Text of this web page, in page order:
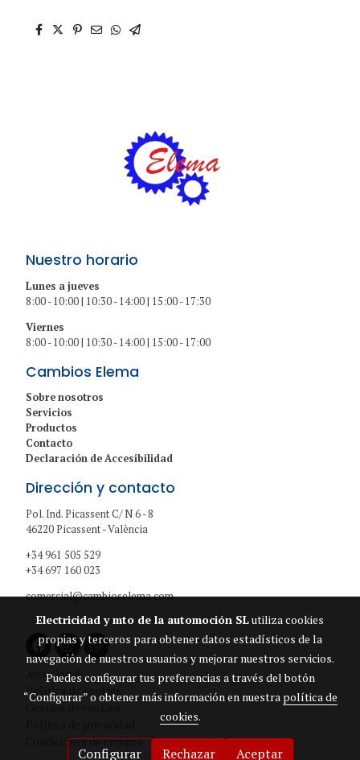
Nuestro horario
Lunes a jueves
8:00 - 10:00 | 10:30 - 14:00 | 15:00 - 17:30
Viernes
8:00 - 10:00 | 10:30 - 14:00 | 15:00 - 17:00
Cambios Elema
Sobre nosotros
Servicios
Productos
Contacto
Declaración de Accesibilidad
Dirección y contacto
Pol. Ind. Picassent C/ N 6 - 8
46220 Picassent - València
+34 961 505 529
+34 697 160 023
comercial@cambioselema.com
Aviso legal
Política de cookies
Gestión de cookies
Condiciones de compra
Electricidad y mto de la automoción SLutiliza cookies
propias y terceros para obtener datos estadísticos de la
navegación de nuestros usuarios y mejorar nuestros servicios.
Puedes configurar tus preferencias a través del botón
“Configurar” o obtener más información en nuestra política de
cookies.
Configurar Rechazar Aceptar